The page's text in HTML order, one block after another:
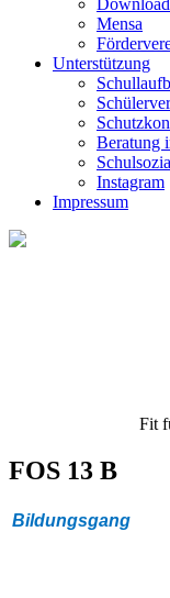
Mensa
Unterstützung
Beratung
Instagram
Impressum
Fit
FOS 13 B